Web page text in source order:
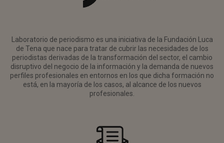
Laboratorio de periodismo es una iniciativa de la Fundación Luca
de Tena que nace para tratar de cubrir las necesidades de los
periodistas derivadas de la transformación del sector, el cambio
disruptivo del negocio de la información y la demanda de nuevos
perfiles profesionales en entornos en los que dicha formación no
está, en la mayoría de los casos, al alcance de los nuevos
profesionales.